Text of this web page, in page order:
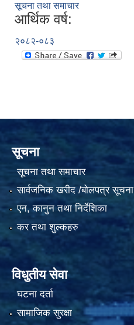
सूचना तथा समाचार
आर्थिक वर्ष:
२०८२-०८३
सूचना
सूचना तथा समाचार
सार्वजनिक खरीद /बोलपत्र सूचना
एन, कानुन तथा निर्देशिका
कर तथा शुल्कहरु
विधुतीय सेवा
घटना दर्ता
सामाजिक सुरक्षा